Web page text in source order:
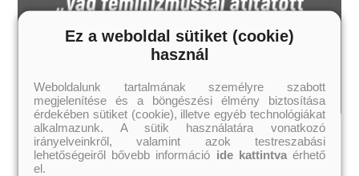
Ez a weboldal sütiket (cookie)
használ
Weboldalunk tartalmának személyre szabott
megjelenítése és a böngészési élmény biztosítása
érdekében sütiket (cookie), illetve egyéb technológiákat
alkalmazunk. A sütik használatára vonatkozó
irányelveinkről, valamint azok testreszabási
lehetőségeiről bővebb információ ide kattintvaérhető
el.